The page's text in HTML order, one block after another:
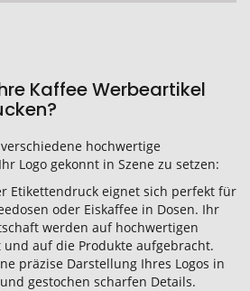
Kaffee Werbeartikel
hochwertige
Logo gekonnt in Szene zu setzen:
Etikettendruck eignet sich perfekt für
oder Eiskaffee in Dosen. Ihr
werden auf hochwertigen
und auf die Produkte aufgebracht.
präzise Darstellung Ihres Logos in
gestochen scharfen Details.